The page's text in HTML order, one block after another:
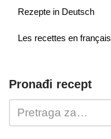
Rezepte in Deutsch
Les recettes en français
Pronađi recept